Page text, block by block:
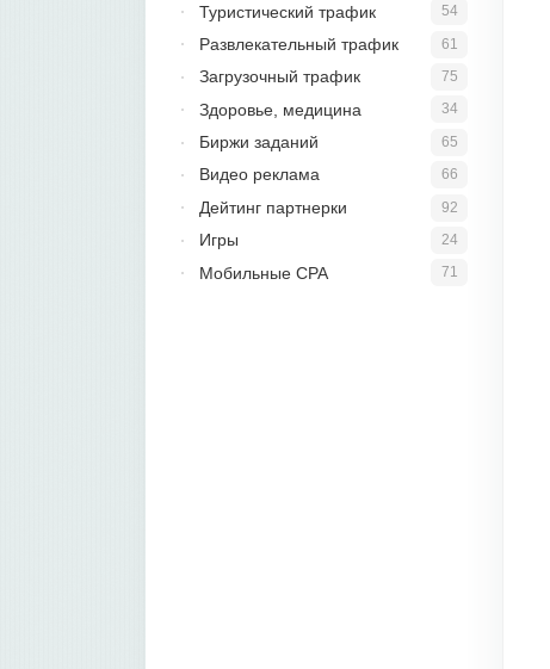
54
Туристический трафик
61
Развлекательный трафик
75
Загрузочный трафик
34
Здоровье, медицина
65
Биржи заданий
66
Видео реклама
92
Дейтинг партнерки
24
Игры
71
Мобильные CPA